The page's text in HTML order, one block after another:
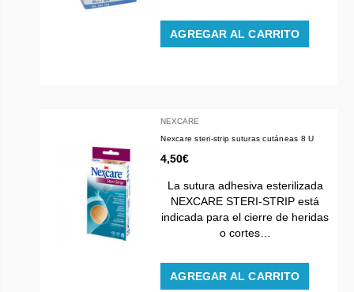
AGREGAR AL CARRITO
NEXCARE
Nexcare steri-strip suturas cutáneas 8 U
4,50€
La sutura adhesiva esterilizada
NEXCARE STERI-STRIP está
indicada para el cierre de heridas
o cortes…
AGREGAR AL CARRITO